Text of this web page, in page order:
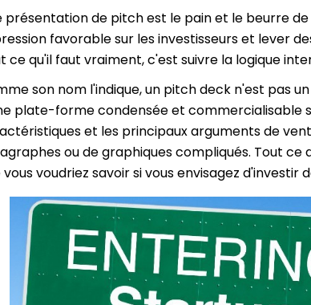
présentation de pitch est le pain et le beurre
favorable sur les investisseurs et lever
ce qu'il faut vraiment, c'est suivre la logique
son nom l'indique, un pitch deck n'est pas
plate-forme condensée et commercialisable
et les principaux arguments de
ou de graphiques compliqués. Tout
vous voudriez savoir si vous envisagez d'investir